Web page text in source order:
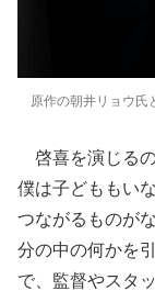
原作の朝井リョウ氏
啓喜を演じるの
僕は子どももい
つながるものが
分の中の何かを
で、監督やスタ